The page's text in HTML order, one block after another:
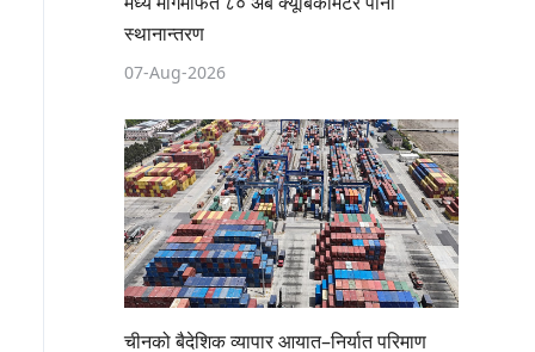
स्थानान्तरण
07-Aug-2026
चीनको बैदेशिक व्यापार आयात–निर्यात परिमाण